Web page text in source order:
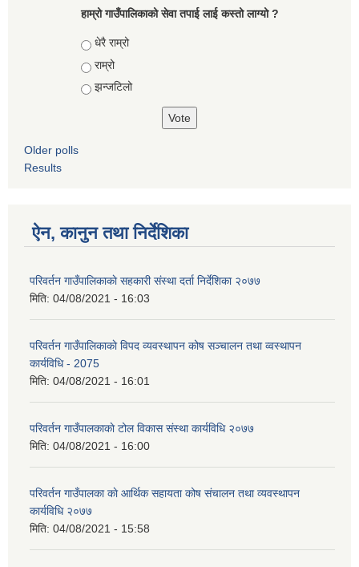
हाम्रो गाउँपालिकाको सेवा तपाई लाई कस्तो लाग्यो ?
Choices
धेरै राम्रो
राम्रो
झन्जटिलो
Older polls
Results
ऐन, कानुन तथा निर्देशिका
परिवर्तन गाउँपालिकाकाे सहकारी संस्था दर्ता निर्देशिका २०७७
मिति: 04/08/2021 - 16:03
परिवर्तन गाउँपालिकाकाे विपद व्यवस्थापन कोष सञ्चालन तथा व्वस्थापन
कार्यविधि - 2075
मिति: 04/08/2021 - 16:01
परिवर्तन गाउँपालकाकाे टोल विकास संस्था कार्यविधि २०७७
मिति: 04/08/2021 - 16:00
परिवर्तन गाउँपालका काे आर्थिक सहायता कोष संचालन तथा व्यवस्थापन
कार्यविधि २०७७
मिति: 04/08/2021 - 15:58